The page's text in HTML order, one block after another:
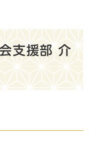
支援部 介